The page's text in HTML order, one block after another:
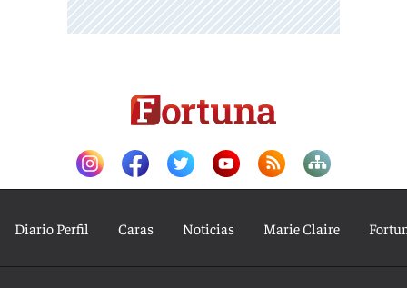
Diario Perfil Caras Noticias Marie Claire